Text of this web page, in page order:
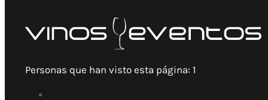
Personas que han visto esta página: 1